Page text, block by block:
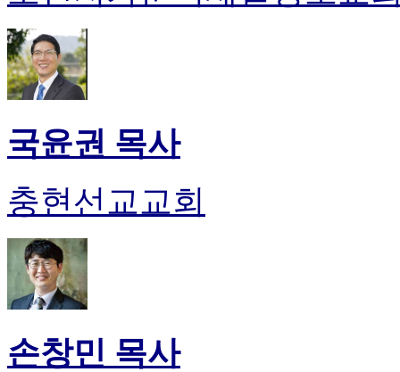
국윤권 목사
충현선교교회
손창민 목사